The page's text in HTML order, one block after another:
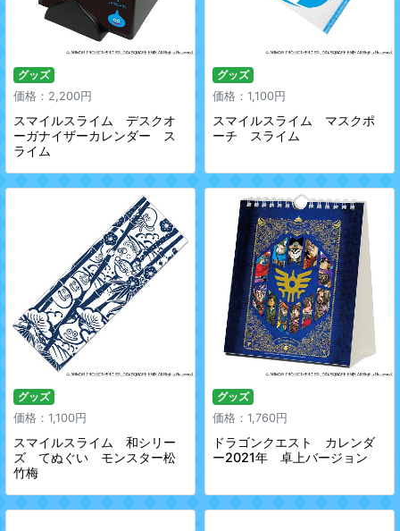
グッズ
価格：2,200円
スマイルスライム デスクオ
ーガナイザーカレンダー ス
ライム
グッズ
価格：1,100円
スマイルスライム マスクポ
ーチ スライム
グッズ
価格：1,100円
スマイルスライム 和シリー
ズ てぬぐい モンスター松
竹梅
グッズ
価格：1,760円
ドラゴンクエスト カレンダ
ー2021年 卓上バージョン